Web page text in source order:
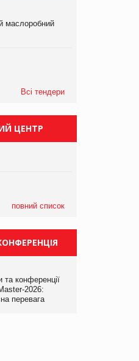
маслоробний
Всі тендери
ЦЕНТР
повний список
та конференції
2026:
перевага